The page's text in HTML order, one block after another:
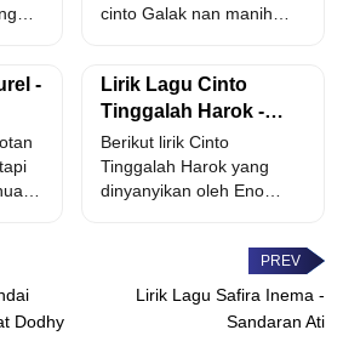
cinto Galak nan manih
-
Lirik Lagu Cinto
Tinggalah Harok -
Eno Viola Feat Pinki
Prananda
Berikut lirik Cinto
Tinggalah Harok yang
dinyanyikan oleh Eno
Dodhy
Lirik Lagu Safira Inema -
Sandaran Ati